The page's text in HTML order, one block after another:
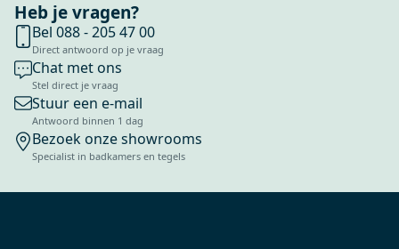
Heb je vragen?
Bel 088 - 205 47 00
Direct antwoord op je vraag
Chat met ons
Stel direct je vraag
Stuur een e-mail
Antwoord binnen 1 dag
Bezoek onze showrooms
Specialist in badkamers en tegels